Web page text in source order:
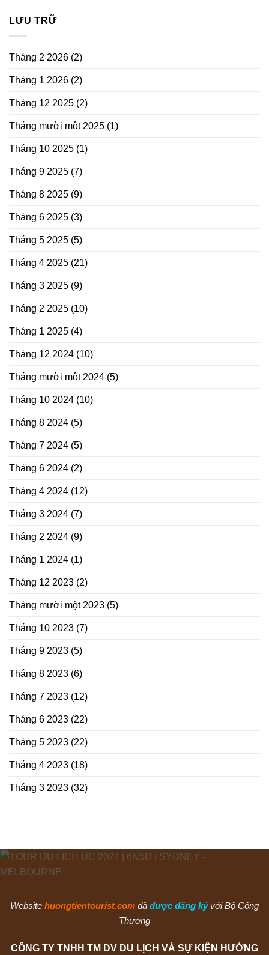
LƯU TRỮ
Tháng 2 2026 (2)
Tháng 1 2026 (2)
Tháng 12 2025 (2)
Tháng mười một 2025 (1)
Tháng 10 2025 (1)
Tháng 9 2025 (7)
Tháng 8 2025 (9)
Tháng 6 2025 (3)
Tháng 5 2025 (5)
Tháng 4 2025 (21)
Tháng 3 2025 (9)
Tháng 2 2025 (10)
Tháng 1 2025 (4)
Tháng 12 2024 (10)
Tháng mười một 2024 (5)
Tháng 10 2024 (10)
Tháng 8 2024 (5)
Tháng 7 2024 (5)
Tháng 6 2024 (2)
Tháng 4 2024 (12)
Tháng 3 2024 (7)
Tháng 2 2024 (9)
Tháng 1 2024 (1)
Tháng 12 2023 (2)
Tháng mười một 2023 (5)
Tháng 10 2023 (7)
Tháng 9 2023 (5)
Tháng 8 2023 (6)
Tháng 7 2023 (12)
Tháng 6 2023 (22)
Tháng 5 2023 (22)
Tháng 4 2023 (18)
Tháng 3 2023 (32)
Website huongtientourist.com đã được đăng ký với Bộ Công
Thương
CÔNG TY TNHH TM DV DU LỊCH VÀ SỰ KIỆN HƯỚNG